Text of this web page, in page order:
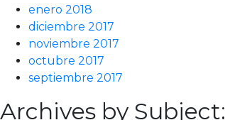
enero 2018
diciembre 2017
noviembre 2017
octubre 2017
septiembre 2017
Archives by Subject: